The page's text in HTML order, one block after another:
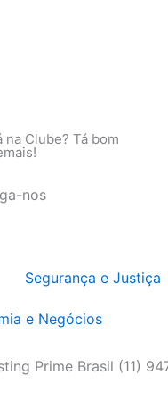
na Clube? Tá bom
nos
Segurança e Justiça
e Negócios
Prime Brasil (11)